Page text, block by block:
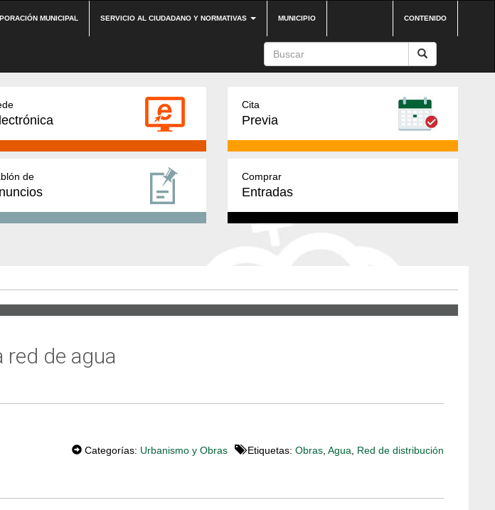
MUNICIPAL SERVICIO AL CIUDADANO Y NORMATIVAS MUNICIPIO CONTENIDO
Cita
Previa
de Comprar
Entradas
red de agua
Categorías: Urbanismo y Obras Etiquetas: Obras Agua Red de distribución